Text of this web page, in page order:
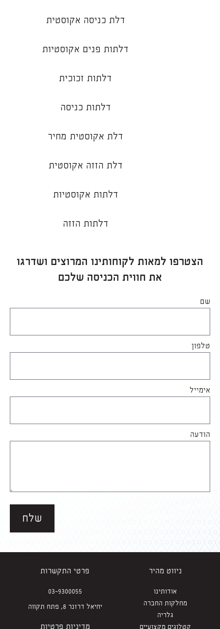
דלת כניסה אקוסטית
דלתות פנים אקוסטיות
דלתות זכוכית
דלתות כניסה
דלת אקוסטית מחיר
דלת הזזה אקוסטית
דלתות אקוסטיות
דלתות הזזה
הצטרפו למאות לקוחותינו המרוצים ושדרגו
את חווית הכניסה שלכם
שם
טלפון
אימייל
הודעה
שלח
ניווט מהיר
אודותינו
מחלקות החברה
גלריה
קטלוגים מקצועיים
פרטי התקשרות
03-9300055
יחיאל דרזנר 8, פתח תקווה
מדיניות פרטיות